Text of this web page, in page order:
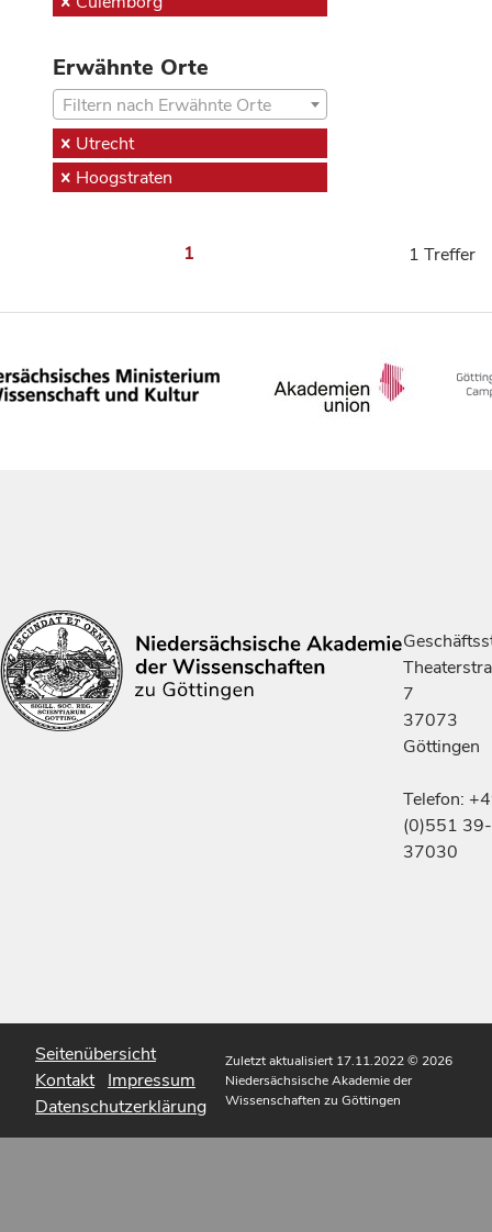
Erwähnte Orte
Filtern nach Erwähnte Orte
Utrecht
Hoogstraten
1 1 Treffer
7
37073
Göttingen
Telefon:
(0)551 39-
37030
Seitenübersicht
Kontakt Impressum
Datenschutzerklärung
Zuletzt aktualisiert 17.11.2022© 2026
Niedersächsische Akademie der
Wissenschaften zu Göttingen